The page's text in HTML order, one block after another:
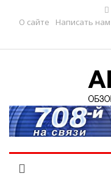
О сайте
Написать нам